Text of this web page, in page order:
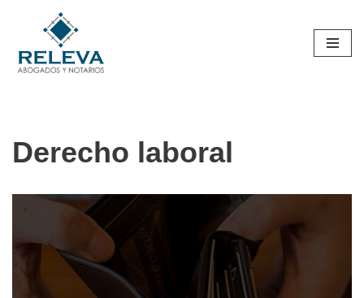
to
Derecho laboral